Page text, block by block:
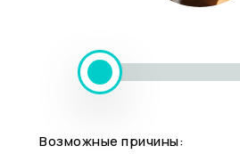
Возможные причины: